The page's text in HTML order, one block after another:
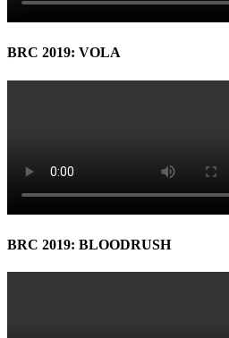
BRC 2019: VOLA
BRC 2019: BLOODRUSH